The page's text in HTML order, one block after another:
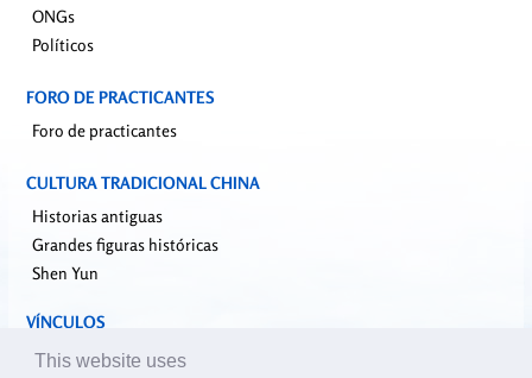
ONGs
Políticos
FORO DE PRACTICANTES
Foro de practicantes
CULTURA TRADICIONAL CHINA
Historias antiguas
Grandes figuras históricas
Shen Yun
VÍNCULOS
falundafa.org
This website uses